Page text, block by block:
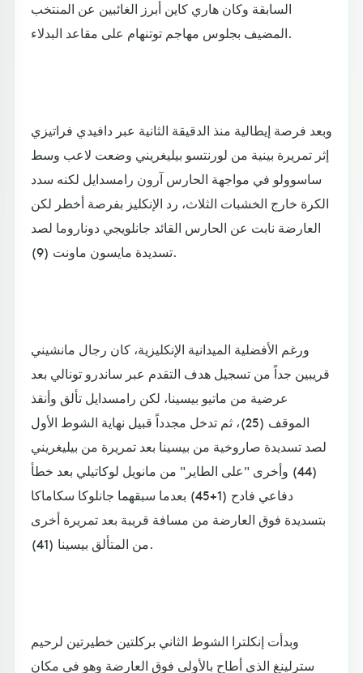
السابقة وكان هاري كاين أبرز الغائبين عن المنتخب
المضيف بجلوس مهاجم توتنهام على مقاعد البدلاء.
وبعد فرصة إيطالية منذ الدقيقة الثانية عبر دافيدي فراتيزي
إثر تمريرة بينية من لورنتسو بيليغريني وضعت لاعب وسط
ساسوولو في مواجهة الحارس آرون رامسدايل لكنه سدد
الكرة خارج الخشبات الثلاث، رد الإنكليز بفرصة أخطر لكن
العارضة نابت عن الحارس القائد جانلويجي دوناروما لصد
تسديدة مايسون ماونت (9).
ورغم الأفضلية الميدانية الإنكليزية، كان رجال مانشيني
قريبين جداً من تسجيل هدف التقدم عبر ساندرو تونالي بعد
عرضية من ماتيو بيسينا، لكن رامسدايل تألق وأنقذ
الموقف (25)، ثم تدخل مجدداً قبيل نهاية الشوط الأول
لصد تسديدة صاروخية من بيسينا بعد تمريرة من بيليغريني
(44) وأخرى "على الطاير" من مانويل لوكاتيلي بعد خطأ
دفاعي فادح (1+45) بعدما سبقهما جانلوكا سكاماكا
بتسديدة فوق العارضة من مسافة قريبة بعد تمريرة أخرى
من المتألق بيسينا (41).
وبدأت إنكلترا الشوط الثاني بركلتين خطيرتين لرحيم
سترلينغ الذي أطاح بالأولى فوق العارضة وهو في مكان